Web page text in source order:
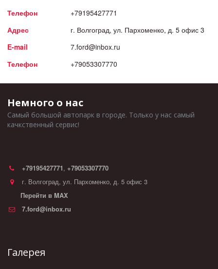
Телефон
+79195427771
Адрес
г. Волгоград, ул. Пархоменко, д. 5 офис 3
E-mail
7.ford@inbox.ru
Телефон
+79053307770
Немного о нас
Самый большой автопарк в городе. Только у нас самый
качкственный сервис!
+79195427771, +79053307770
г. Волгоград, ул. Пархоменко, д. 5 офис 3
Перейти в MAX
7.ford@inbox.ru
Галерея